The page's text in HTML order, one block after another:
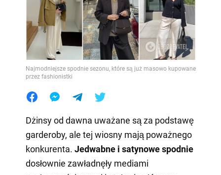
Najmodniejsze spodnie sezonu, które są już masowo kupowane
przez fashionistki
Dżinsy od dawna uważane są za podstawę
garderoby, ale tej wiosny mają poważnego
konkurenta. Jedwabne i satynowe spodnie
dosłownie zawładnęły mediami